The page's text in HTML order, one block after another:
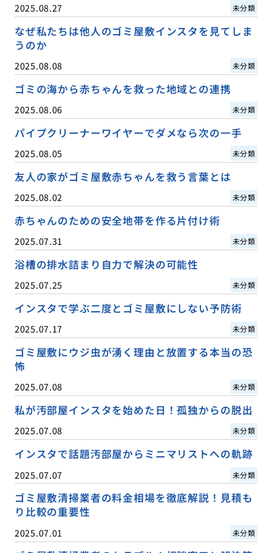
2025.08.27 未分類
なぜ私たちは他人のゴミ屋敷インスタを見てしま
うのか
2025.08.08 未分類
ゴミの海から赤ちゃんを救った地域との連携
2025.08.06 未分類
パイプクリーナーワイヤーでダメなら次の一手
2025.08.05 未分類
友人の家がゴミ屋敷赤ちゃんを救う言葉とは
2025.08.02 未分類
赤ちゃんのための安全地帯を作る片付け術
2025.07.31 未分類
浴槽の排水詰まり自力で解決の可能性
2025.07.25 未分類
インスタで学ぶ二度とゴミ屋敷にしない予防術
2025.07.17 未分類
ゴミ屋敷にウジ虫が湧く理由と放置する本当の恐
怖
2025.07.08 未分類
私が汚部屋インスタを始めた日！孤独からの脱出
2025.07.08 未分類
インスタで話題汚部屋からミニマリストへの軌跡
2025.07.07 未分類
ゴミ屋敷清掃業者の料金相場を徹底解説！見積も
り比較の重要性
2025.07.01 未分類